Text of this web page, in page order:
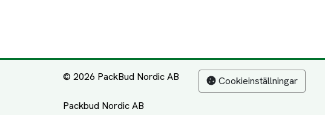
© 2026 PackBud Nordic AB
Packbud Nordic AB
Cookieinställningar